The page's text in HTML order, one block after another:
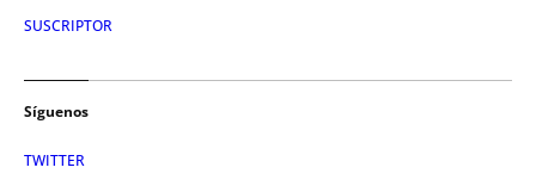
SUSCRIPTOR
Síguenos
TWITTER